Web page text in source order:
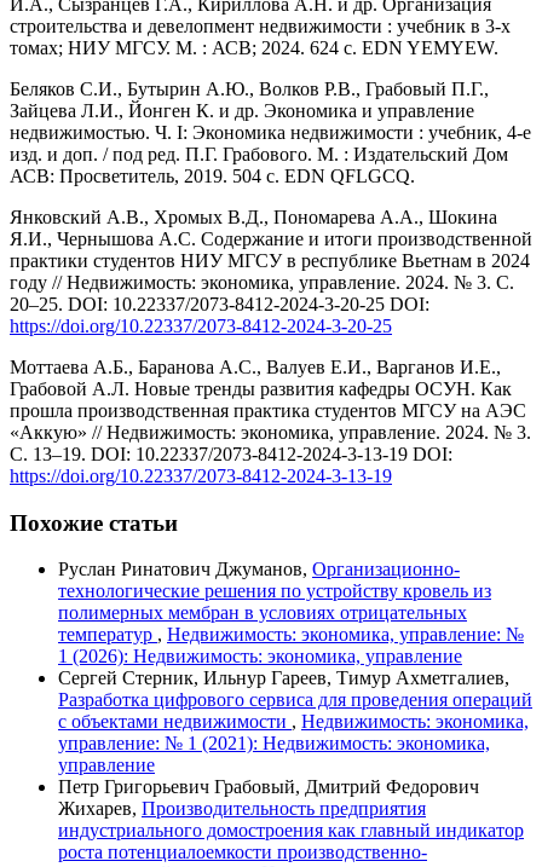
И.А., Сызранцев Г.А., Кириллова А.Н. и др. Организация
строительства и девелопмент недвижимости : учебник в 3-х
томах; НИУ МГСУ. М. : АСВ; 2024. 624 с. EDN YEMYEW.
Беляков С.И., Бутырин А.Ю., Волков Р.В., Грабовый П.Г.,
Зайцева Л.И., Йонген К. и др. Экономика и управление
недвижимостью. Ч. I: Экономика недвижимости : учебник, 4-е
изд. и доп. / под ред. П.Г. Грабового. М. : Издательский Дом
АСВ: Просветитель, 2019. 504 с. EDN QFLGCQ.
Янковский А.В., Хромых В.Д., Пономарева А.А., Шокина
Я.И., Чернышова А.С. Содержание и итоги производственной
практики студентов НИУ МГСУ в республике Вьетнам в 2024
году // Недвижимость: экономика, управление. 2024. № 3. С.
20–25. DOI: 10.22337/2073-8412-2024-3-20-25 DOI:
https://doi.org/10.22337/2073-8412-2024-3-20-25
Моттаева А.Б., Баранова А.С., Валуев Е.И., Варганов И.Е.,
Грабовой А.Л. Новые тренды развития кафедры ОСУН. Как
прошла производственная практика студентов МГСУ на АЭС
«Аккую» // Недвижимость: экономика, управление. 2024. № 3.
С. 13–19. DOI: 10.22337/2073-8412-2024-3-13-19 DOI:
https://doi.org/10.22337/2073-8412-2024-3-13-19
Похожие статьи
Руслан Ринатович Джуманов, Организационно-
технологические решения по устройству кровель из
полимерных мембран в условиях отрицательных
температур , Недвижимость: экономика, управление: №
1 (2026): Недвижимость: экономика, управление
Сергей Стерник, Ильнур Гареев, Тимур Ахметгалиев,
Разработка цифрового сервиса для проведения операций
с объектами недвижимости , Недвижимость: экономика,
управление: № 1 (2021): Недвижимость: экономика,
управление
Петр Григорьевич Грабовый, Дмитрий Федорович
Жихарев, Производительность предприятия
индустриального домостроения как главный индикатор
роста потенциалоемкости производственно-